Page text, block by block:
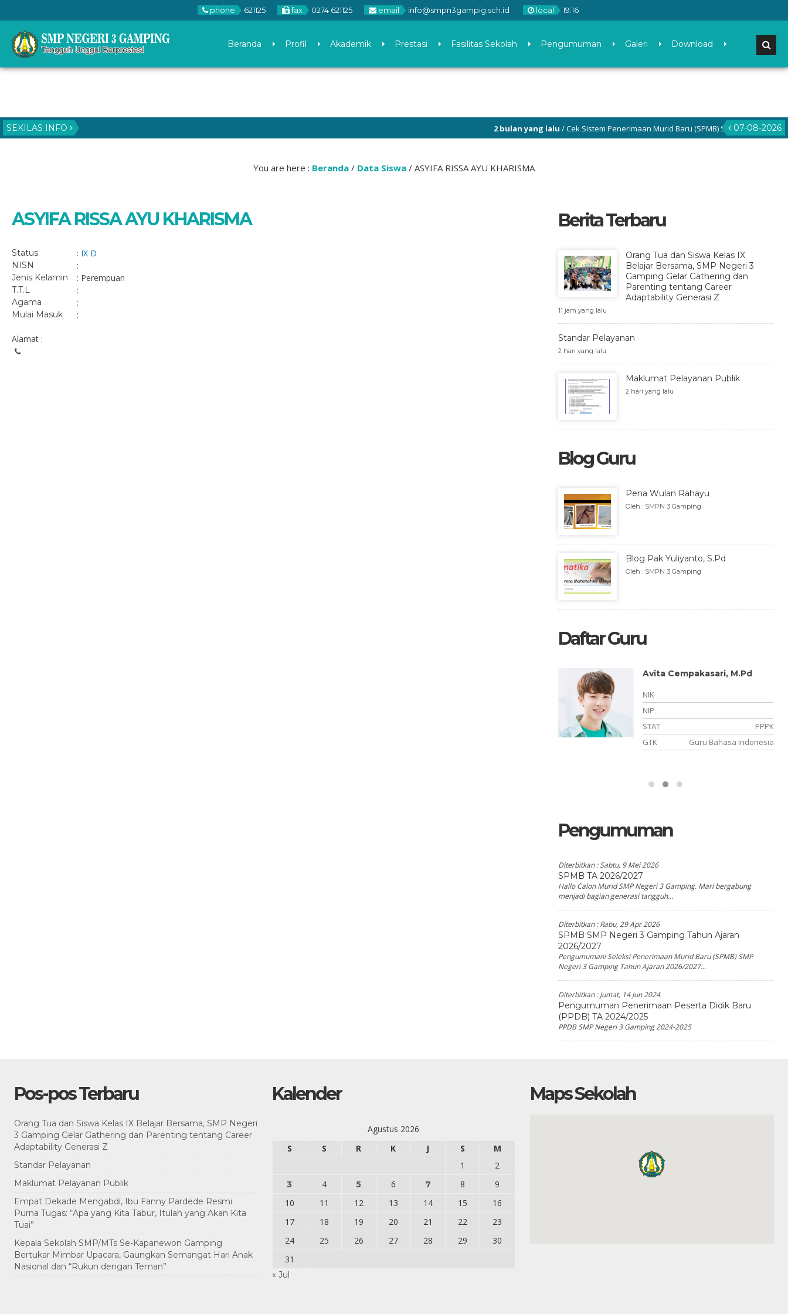
phone 621125 fax 0274 621125 email info@smpn3gampig.sch.id local 19:16
Beranda Profil Akademik Prestasi Fasilitas Sekolah Pengumuman Galeri Download
SEKILAS INFO 07-08-2026
2 bulan yang lalu/ Cek Sistem Penerimaan Murid Baru (SPMB) SMP Negeri 3 Gamping
You are here : Beranda / Data Siswa / ASYIFA RISSA AYU KHARISMA
ASYIFA RISSA AYU KHARISMA
Status : IX D
NISN :
Jenis Kelamin : Perempuan
T.T.L :
Agama :
Mulai Masuk :
Alamat :
Berita Terbaru
Orang Tua dan Siswa Kelas IX
Belajar Bersama, SMP Negeri 3
Gamping Gelar Gathering dan
Parenting tentang Career
Adaptability Generasi Z
11 jam yang lalu
Standar Pelayanan
2 hari yang lalu
Maklumat Pelayanan Publik
2 hari yang lalu
Blog Guru
Pena Wulan Rahayu
Oleh : SMPN 3 Gamping
Blog Pak Yuliyanto, S.Pd
Oleh : SMPN 3 Gamping
Daftar Guru
Avita Cempakasari, M.Pd
NIK
NIP
STAT
PPPK
GTK
Guru Bahasa Indonesia
Pengumuman
Diterbitkan :Sabtu, 9 Mei 2026
SPMB TA 2026/2027
Hallo Calon Murid SMP Negeri 3 Gamping. Mari bergabung
menjadi bagian generasi tangguh...
Diterbitkan :Rabu, 29 Apr 2026
SPMB SMP Negeri 3 Gamping Tahun Ajaran
2026/2027
Pengumuman! Seleksi Penerimaan Murid Baru (SPMB) SMP
Negeri 3 Gamping Tahun Ajaran 2026/2027...
Diterbitkan :Jumat, 14 Jun 2024
Pengumuman Penerimaan Peserta Didik Baru
(PPDB) TA 2024/2025
PPDB SMP Negeri 3 Gamping 2024-2025
Pos-pos Terbaru
Orang Tua dan Siswa Kelas IX Belajar Bersama, SMP Negeri
3 Gamping Gelar Gathering dan Parenting tentang Career
Adaptability Generasi Z
Standar Pelayanan
Maklumat Pelayanan Publik
Empat Dekade Mengabdi, Ibu Fanny Pardede Resmi
Purna Tugas: “Apa yang Kita Tabur, Itulah yang Akan Kita
Tuai”
Kepala Sekolah SMP/MTs Se-Kapanewon Gamping
Bertukar Mimbar Upacara, Gaungkan Semangat Hari Anak
Nasional dan “Rukun dengan Teman”
Kalender
Agustus 2026
S
S R K J S
M
1
2
3 4 5 6 7 8
9
10
11 12 13 14 15
16
17
18 19 20 21 22
23
24
25 26 27 28 29
30
31
« Jul
Maps Sekolah